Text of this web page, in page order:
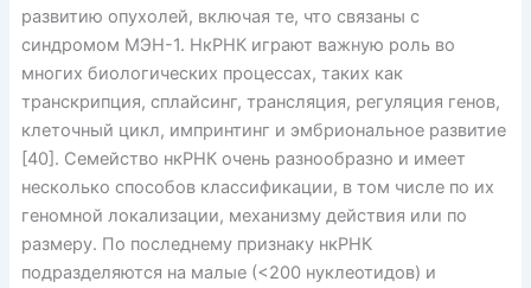
развитию опухолей, включая те, что связаны с
синдромом МЭН-1. НкРНК играют важную роль во
многих биологических процессах, таких как
транскрипция, сплайсинг, трансляция, регуляция генов,
клеточный цикл, импринтинг и эмбриональное развитие
[40]. Семейство нкРНК очень разнообразно и имеет
несколько способов классификации, в том числе по их
геномной локализации, механизму действия или по
размеру. По последнему признаку нкРНК
подразделяются на малые (<200 нуклеотидов) и